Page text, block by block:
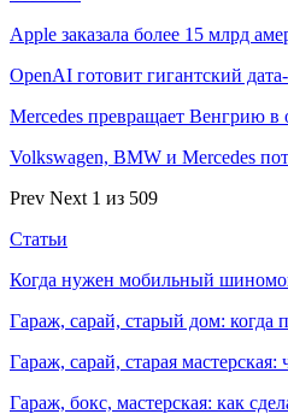
Apple заказала более 15 млрд
OpenAI готовит гигантский
Mercedes превращает Венгрию
Volkswagen, BMW и Mercedes
Prev Next 1 из 509
Статьи
Когда нужен мобильный
Гараж, сарай, старый дом: когда
Гараж, сарай, старая
Гараж, бокс, мастерская: как